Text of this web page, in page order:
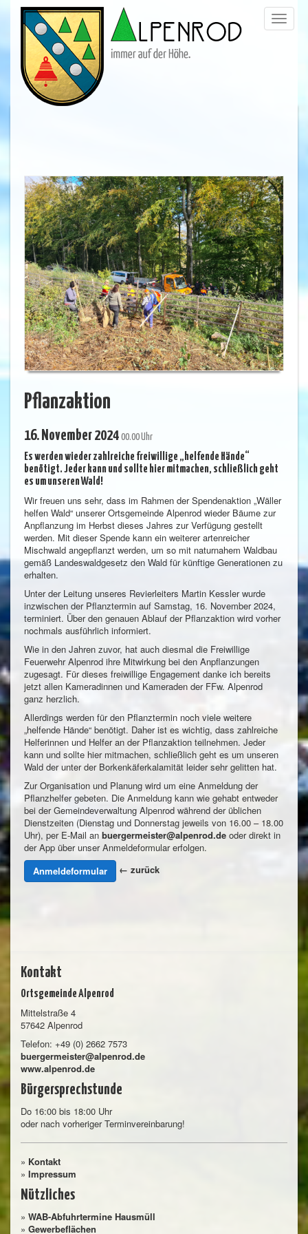
Menü
Pflanzaktion
16. November 2024 00.00 Uhr
Es werden wieder zahlreiche freiwillige „helfende Hände“
benötigt. Jeder kann und sollte hier mitmachen, schließlich geht
es um unseren Wald!
Wir freuen uns sehr, dass im Rahmen der Spendenaktion „Wäller
helfen Wald“ unserer Ortsgemeinde Alpenrod wieder Bäume zur
Anpflanzung im Herbst dieses Jahres zur Verfügung gestellt
werden. Mit dieser Spende kann ein weiterer artenreicher
Mischwald angepflanzt werden, um so mit naturnahem Waldbau
gemäß Landeswaldgesetz den Wald für künftige Generationen zu
erhalten.
Unter der Leitung unseres Revierleiters Martin Kessler wurde
inzwischen der Pflanztermin auf Samstag, 16. November 2024,
terminiert. Über den genauen Ablauf der Pflanzaktion wird vorher
nochmals ausführlich informiert.
Wie in den Jahren zuvor, hat auch diesmal die Freiwillige
Feuerwehr Alpenrod ihre Mitwirkung bei den Anpflanzungen
zugesagt. Für dieses freiwillige Engagement danke ich bereits
jetzt allen Kameradinnen und Kameraden der FFw. Alpenrod
ganz herzlich.
Allerdings werden für den Pflanztermin noch viele weitere
„helfende Hände“ benötigt. Daher ist es wichtig, dass zahlreiche
Helferinnen und Helfer an der Pflanzaktion teilnehmen. Jeder
kann und sollte hier mitmachen, schließlich geht es um unseren
Wald der unter der Borkenkäferkalamität leider sehr gelitten hat.
Zur Organisation und Planung wird um eine Anmeldung der
Pflanzhelfer gebeten. Die Anmeldung kann wie gehabt entweder
bei der Gemeindeverwaltung Alpenrod während der üblichen
Dienstzeiten (Dienstag und Donnerstag jeweils von 16.00 – 18.00
Uhr), per E-Mail an buergermeister@alpenrod.de oder direkt in
der App über unser Anmeldeformular erfolgen.
Anmeldeformular
← zurück
Kontakt
Ortsgemeinde Alpenrod
Mittelstraße 4
57642 Alpenrod
Telefon: +49 (0) 2662 7573
buergermeister@alpenrod.de
www.alpenrod.de
Bürgersprechstunde
Do 16:00 bis 18:00 Uhr
oder nach vorheriger Terminvereinbarung!
» Kontakt
» Impressum
Nützliches
» WAB-Abfuhrtermine Hausmüll
» Gewerbeflächen